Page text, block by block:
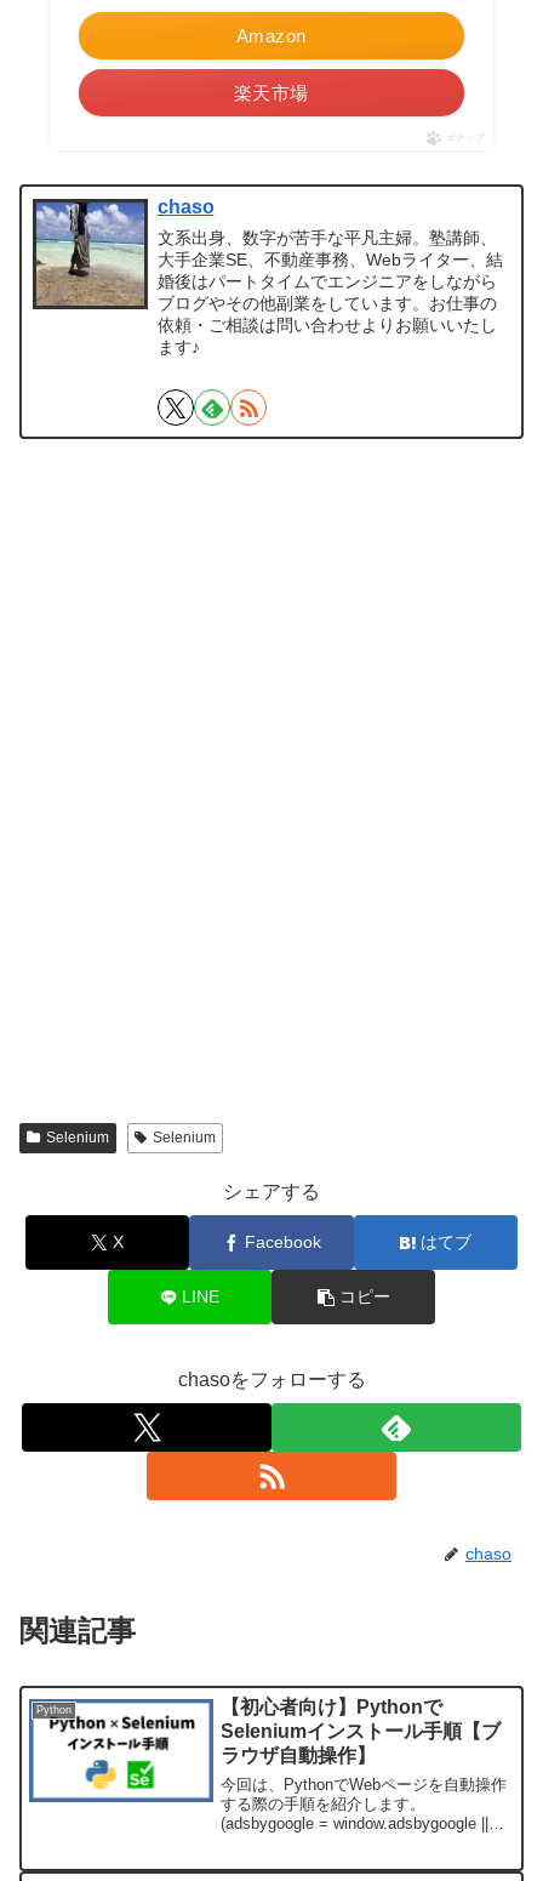
Amazon
楽天市場
ポチップ
chaso
文系出身、数字が苦手な平凡主婦。塾講師、
大手企業SE、不動産事務、Webライター、結
婚後はパートタイムでエンジニアをしながら
ブログやその他副業をしています。お仕事の
依頼・ご相談は問い合わせよりお願いいたし
ます♪
Selenium Selenium
シェアする
X Facebook はてブ
LINE コピー
chasoをフォローする
chaso
関連記事
Python
【初心者向け】Pythonで
Seleniumインストール手順【ブ
ラウザ自動操作】
今回は、PythonでWebページを自動操作
する際の手順を紹介します。
(adsbygoogle = window.adsbygoogle ||